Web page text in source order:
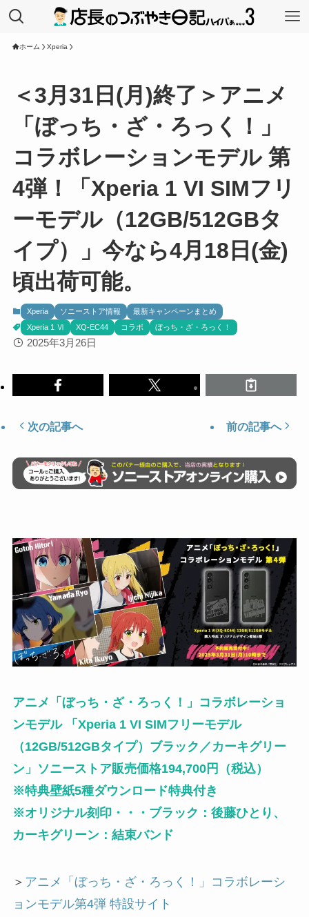
ホーム Xperia
＜3月31日(月)終了＞アニメ
「ぼっち・ざ・ろっく！」
コラボレーションモデル 第
4弾！「Xperia 1 VI SIMフリ
ーモデル（12GB/512GBタ
イプ）」今なら4月18日(金)
頃出荷可能。
Xperia ソニーストア情報
最新キャンペーンまとめ
Xperia 1 Ⅵ
XQ-EC44 コラボ ぼっち・ざ・ろっく！
2025年3月26日
次の記事へ 前の記事へ
アニメ「ぼっち・ざ・ろっく！」コラボレーショ
ンモデル 「Xperia 1 VI SIMフリーモデル
（12GB/512GBタイプ）ブラック／カーキグリー
ン」ソニーストア販売価格194,700円（税込）
※特典壁紙5種ダウンロード特典付き
※オリジナル刻印・・・ブラック：後藤ひとり、
カーキグリーン：結束バンド
＞ アニメ「ぼっち・ざ・ろっく！」コラボレーシ
ョンモデル第4弾 特設サイト